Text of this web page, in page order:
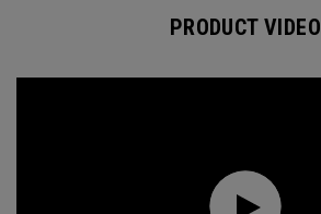
PRODUCT VIDEO